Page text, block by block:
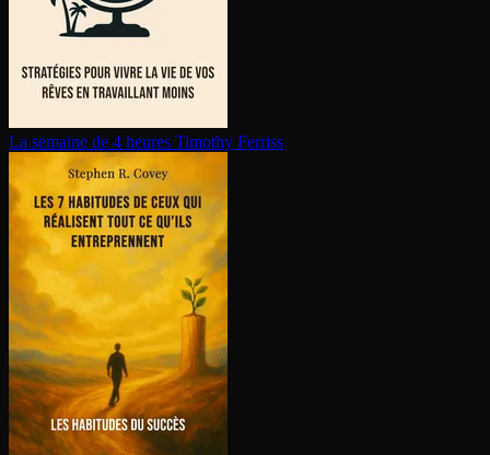
La semaine de 4 heures Timothy Ferriss